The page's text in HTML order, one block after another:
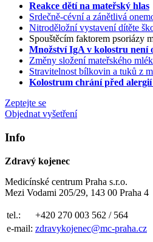
Reakce dětí na mateřský hlas
Srdečně-cévní a zánětlivá
Nitroděložní vystavení dítěte
Spouštěcím faktorem psoriázy
Množství IgA v kolostru není
Změny složení mateřského
Stravitelnost bílkovin a tuků z
Kolostrum chrání před
Zeptejte se
Objednat vyšetření
Info
Zdravý kojenec
Medicínské centrum Praha s.r.o.
Mezi Vodami 205/29, 143 00 Praha 4
tel.:
+420 270 003 562 / 564
e-mail: zdravykojenec@mc-praha.cz